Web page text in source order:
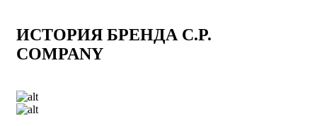
ИСТОРИЯ БРЕНДА C.P.
COMPANY